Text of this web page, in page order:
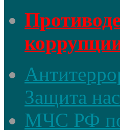
Защита
МЧС РФ